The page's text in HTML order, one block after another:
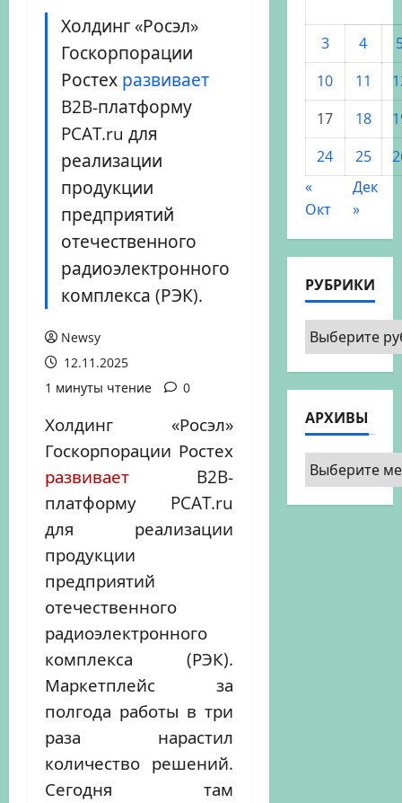
Холдинг «Росэл»
Госкорпорации
Ростех развивает
B2B-платформу
PCAT.ru для
реализации
продукции
предприятий
отечественного
радиоэлектронного
комплекса (РЭК).
Newsy
12.11.2025
1 минуты чтение
0
Холдинг «Росэл»
Госкорпорации Ростех
развивает B2B-
платформу PCAT.ru
для реализации
продукции
предприятий
отечественного
радиоэлектронного
комплекса (РЭК).
Маркетплейс за
полгода работы в три
раза нарастил
количество решений.
Сегодня там
3 4
10
11
17
18
24
25
«
Окт
Дек
»
РУБРИКИ
Рубрики
АРХИВЫ
Архивы